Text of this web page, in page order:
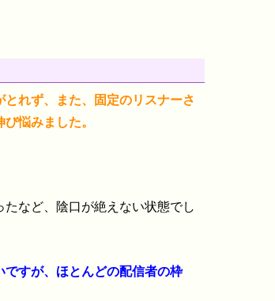
れず、また、固定のリスナーさ
悩みました。
など、陰口が絶えない状態でし
すが、ほとんどの配信者の枠